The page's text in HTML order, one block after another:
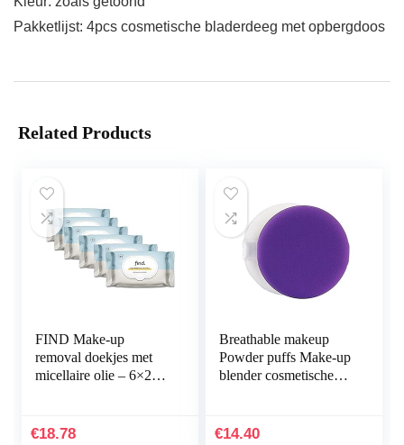
Pakketlijst: 4pcs cosmetische bladerdeeg met opbergdoos
Related Products
FIND Make-up
removal doekjes met
micellaire olie – 6×25
€18.78
Breathable makeup
Powder puffs Make-up
blender cosmetische
poeder spons…
€14.40